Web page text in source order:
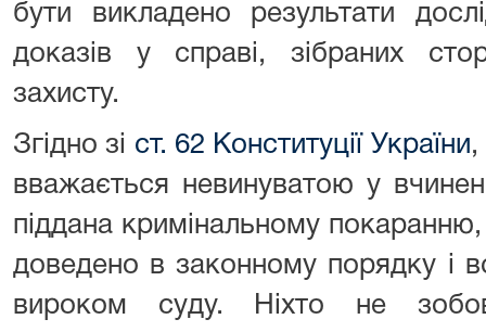
бути викладено результати
доказів у справі, зібраних
захисту.
Згідно зі ст. 62 Конституції України,
вважається невинуватою у
піддана кримінальному покаранню,
доведено в законному порядку і
вироком суду. Ніхто не